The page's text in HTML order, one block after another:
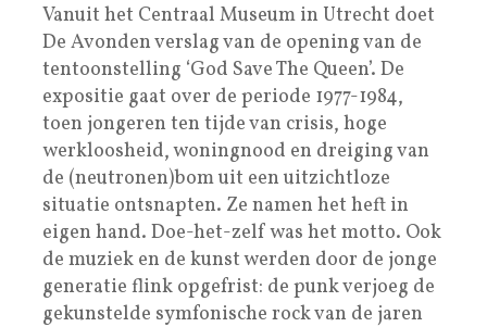
Vanuit het Centraal Museum in Utrecht doet
De Avonden verslag van de opening van de
tentoonstelling ‘God Save The Queen’. De
expositie gaat over de periode 1977-1984,
toen jongeren ten tijde van crisis, hoge
werkloosheid, woningnood en dreiging van
de (neutronen)bom uit een uitzichtloze
situatie ontsnapten. Ze namen het heft in
eigen hand. Doe-het-zelf was het motto. Ook
de muziek en de kunst werden door de jonge
generatie flink opgefrist: de punk verjoeg de
gekunstelde symfonische rock van de jaren